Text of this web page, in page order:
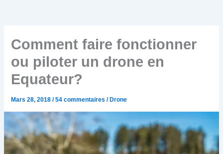
Comment faire fonctionner
ou piloter un drone en
Equateur?
Mars 28, 2018/54 commentaires / Drone